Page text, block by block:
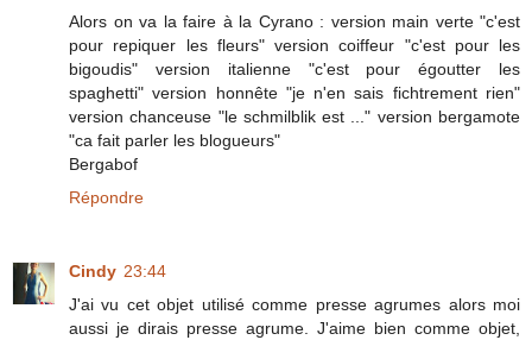
Alors on va la faire à la Cyrano : version main verte "c'est
pour repiquer les fleurs" version coiffeur "c'est pour les
bigoudis" version italienne "c'est pour égoutter les
spaghetti" version honnête "je n'en sais fichtrement rien"
version chanceuse "le schmilblik est ..." version bergamote
"ca fait parler les blogueurs"
Bergabof
Répondre
Cindy 23:44
J'ai vu cet objet utilisé comme presse agrumes alors moi
aussi je dirais presse agrume. J'aime bien comme objet,